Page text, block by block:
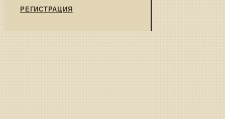
РЕГИСТРАЦИЯ